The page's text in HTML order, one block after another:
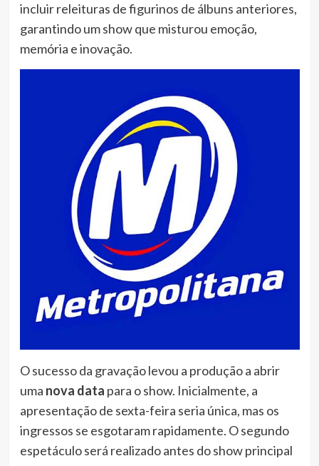
incluir releituras de figurinos de álbuns anteriores,
garantindo um show que misturou emoção,
memória e inovação.
O sucesso da gravação levou a produção a abrir
uma nova data para o show. Inicialmente, a
apresentação de sexta-feira seria única, mas os
ingressos se esgotaram rapidamente. O segundo
espetáculo será realizado antes do show principal